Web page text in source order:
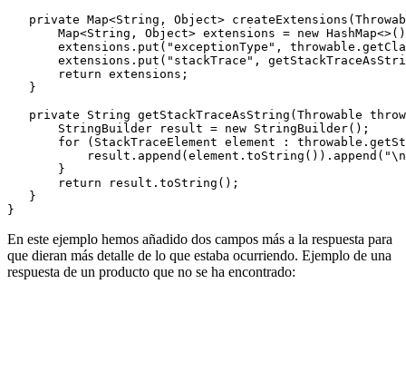
private Map<String, Object>
Map<String, Object> extensions = new
extensions.put("exceptionType",
extensions.put("stackTrace",
       return extensions;
   }
private String getStackTraceAsString(Throwable
       StringBuilder result = new StringBuilder();
for (StackTraceElement element :
       }
       return result.toString();
   }
En este ejemplo hemos añadido dos campos más a la respuesta para
que dieran más detalle de lo que estaba ocurriendo. Ejemplo de una
respuesta de un producto que no se ha encontrado: